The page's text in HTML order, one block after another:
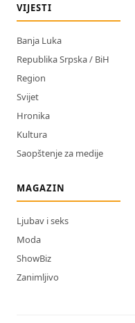
VIJESTI
Banja Luka
Republika Srpska / BiH
Region
Svijet
Hronika
Kultura
Saopštenje za medije
MAGAZIN
Ljubav i seks
Moda
ShowBiz
Zanimljivo